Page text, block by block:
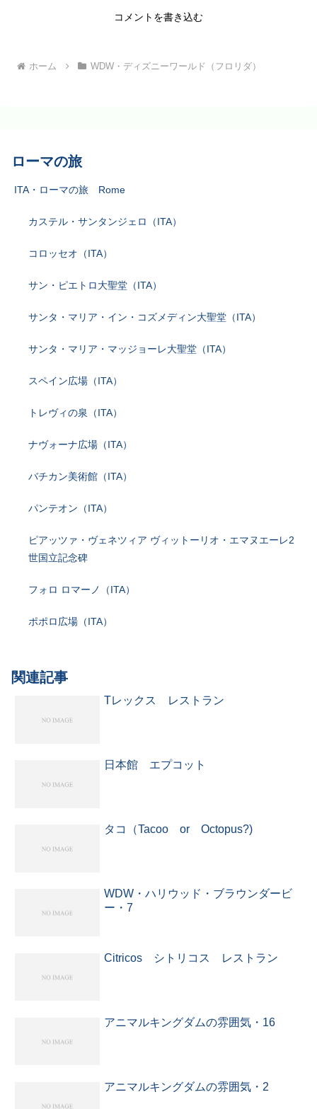
コメントを書き込む
ホーム WDW・ディズニーワールド（フロリダ）
ローマの旅
ITA・ローマの旅 Rome
カステル・サンタンジェロ（ITA）
コロッセオ（ITA）
サン・ピエトロ大聖堂（ITA）
サンタ・マリア・イン・コズメディン大聖堂（ITA）
サンタ・マリア・マッジョーレ大聖堂（ITA）
スペイン広場（ITA）
トレヴィの泉（ITA）
ナヴォーナ広場（ITA）
バチカン美術館（ITA）
パンテオン（ITA）
ピアッツァ・ヴェネツィア ヴィットーリオ・エマヌエーレ2
世国立記念碑
フォロ ロマーノ（ITA）
ポポロ広場（ITA）
関連記事
Tレックス レストラン
日本館 エプコット
タコ（Tacoo or Octopus?)
WDW・ハリウッド・ブラウンダービ
ー・7
Citricos シトリコス レストラン
アニマルキングダムの雰囲気・16
アニマルキングダムの雰囲気・2